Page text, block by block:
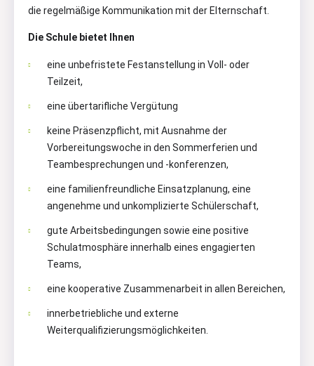
die regelmäßige Kommunikation mit der Elternschaft.
Die Schule bietet Ihnen
eine unbefristete Festanstellung in Voll- oder
Teilzeit,
eine übertarifliche Vergütung
keine Präsenzpflicht, mit Ausnahme der
Vorbereitungswoche in den Sommerferien und
Teambesprechungen und -konferenzen,
eine familienfreundliche Einsatzplanung, eine
angenehme und unkomplizierte Schülerschaft,
gute Arbeitsbedingungen sowie eine positive
Schulatmosphäre innerhalb eines engagierten
Teams,
eine kooperative Zusammenarbeit in allen Bereichen,
innerbetriebliche und externe
Weiterqualifizierungsmöglichkeiten.